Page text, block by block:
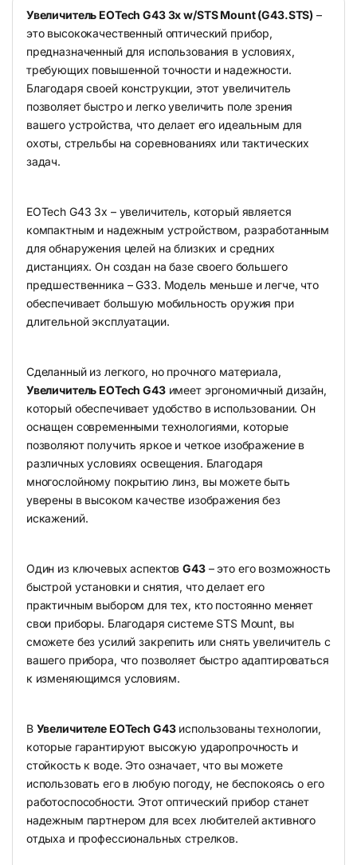
Увеличитель EOTech G43 3х w/STS Mount (G43.STS) –
это высококачественный оптический прибор,
предназначенный для использования в условиях,
требующих повышенной точности и надежности.
Благодаря своей конструкции, этот увеличитель
позволяет быстро и легко увеличить поле зрения
вашего устройства, что делает его идеальным для
охоты, стрельбы на соревнованиях или тактических
задач.
EOTech G43 3x – увеличитель, который является
компактным и надежным устройством, разработанным
для обнаружения целей на близких и средних
дистанциях. Он создан на базе своего большего
предшественника – G33. Модель меньше и легче, что
обеспечивает большую мобильность оружия при
длительной эксплуатации.
Сделанный из легкого, но прочного материала,
Увеличитель EOTech G43имеет эргономичный дизайн,
который обеспечивает удобство в использовании. Он
оснащен современными технологиями, которые
позволяют получить яркое и четкое изображение в
различных условиях освещения. Благодаря
многослойному покрытию линз, вы можете быть
уверены в высоком качестве изображения без
искажений.
Один из ключевых аспектовG43– это его возможность
быстрой установки и снятия, что делает его
практичным выбором для тех, кто постоянно меняет
свои приборы. Благодаря системе STS Mount, вы
сможете без усилий закрепить или снять увеличитель с
вашего прибора, что позволяет быстро адаптироваться
к изменяющимся условиям.
В Увеличителе EOTech G43использованы технологии,
которые гарантируют высокую ударопрочность и
стойкость к воде. Это означает, что вы можете
использовать его в любую погоду, не беспокоясь о его
работоспособности. Этот оптический прибор станет
надежным партнером для всех любителей активного
отдыха и профессиональных стрелков.